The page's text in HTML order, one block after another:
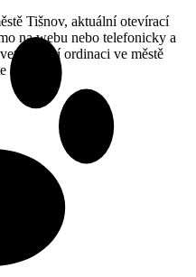
Tišnov, aktuální otevírací
na webu nebo telefonicky a
ordinaci ve městě
nám.